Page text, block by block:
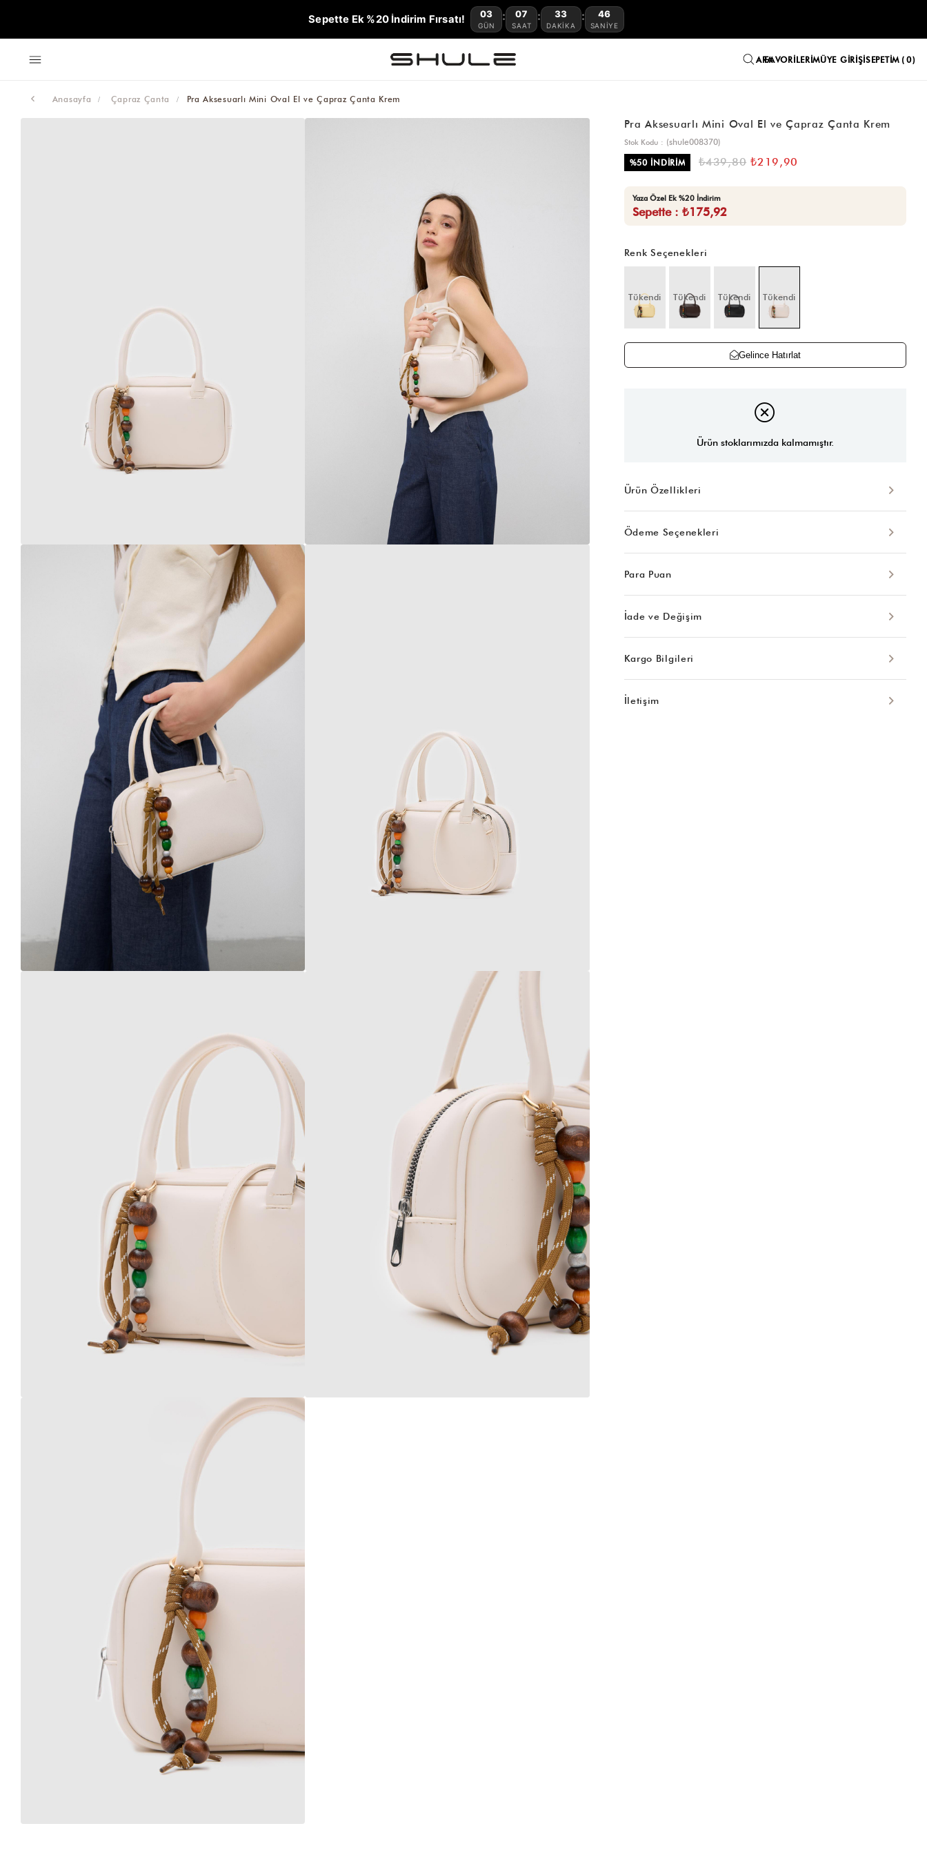
Sepette Ek %20 İndirim Fırsatı! 03
GÜN
: 07
SAAT
: 33
DAKIKA
: 45
SANIYE
FAVORILERIMÜYE GIRIŞISEPETIM 0
Anasayfa Çapraz Çanta Pra Aksesuarlı Mini Oval El ve Çapraz Çanta Krem
Pra Aksesuarlı Mini Oval El ve Çapraz Çanta Krem
Stok Kodu
(shule008370)
%50İNDIRIM ₺439,80 ₺219,90
Yaza Özel Ek %20 İndirim
Sepette : ₺175,92
Renk Seçenekleri
Tükendi Tükendi Tükendi Tükendi
Gelince Hatırlat
Ürün stoklarımızda kalmamıştır.
Ürün Özellikleri
Ödeme Seçenekleri
Para Puan
İade ve Değişim
Kargo Bilgileri
İletişim